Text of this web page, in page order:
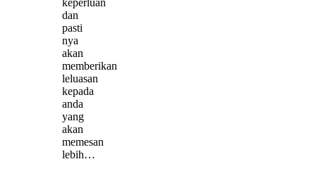
dan
pasti
nya
akan
memberikan
leluasan
kepada
anda
yang
akan
memesan
lebih…